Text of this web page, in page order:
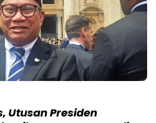
Utusan Presiden